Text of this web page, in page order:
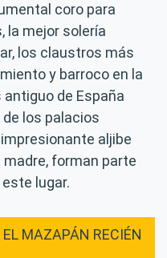
coro para
la mejor solería
los claustros más
y barroco en la
de España
los palacios
aljibe
forman parte
lugar.
MAZAPÁN RECIÉN